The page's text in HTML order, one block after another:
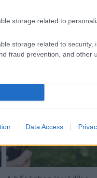
storage related to
storage related to security,
fraud prevention, and other
Data Access